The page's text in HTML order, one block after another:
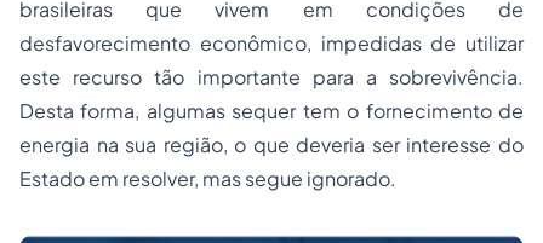
brasileiras que vivem em condições de
desfavorecimento econômico, impedidas de utilizar
este recurso tão importante para a sobrevivência.
Desta forma, algumas sequer tem o fornecimento de
energia na sua região, o que deveria ser interesse do
Estado em resolver, mas segue ignorado.